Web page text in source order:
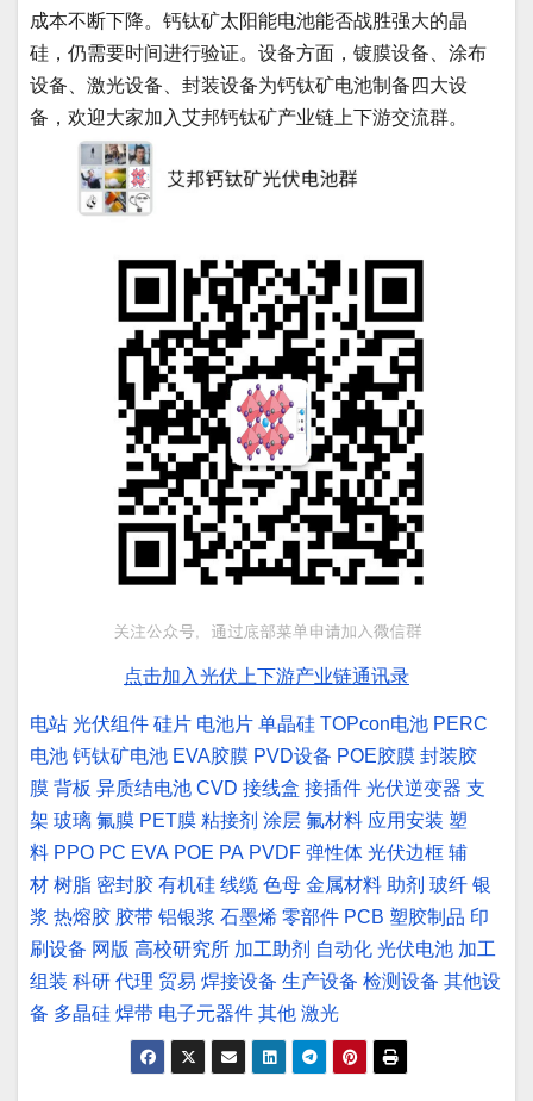
成本不断下降。钙钛矿太阳能电池能否战胜强大的晶
硅，仍需要时间进行验证。设备方面，镀膜设备、涂布
设备、激光设备、封装设备为钙钛矿电池制备四大设
备，欢迎大家加入艾邦钙钛矿产业链上下游交流群。
点击加入光伏上下游产业链通讯录
电站 光伏组件 硅片 电池片 单晶硅 TOPcon电池 PERC
电池 钙钛矿电池 EVA胶膜 PVD设备 POE胶膜 封装胶
膜 背板 异质结电池 CVD 接线盒 接插件 光伏逆变器 支
架 玻璃 氟膜 PET膜 粘接剂 涂层 氟材料 应用安装 塑
料 PPO PC EVA POE PA PVDF 弹性体 光伏边框 辅
材 树脂 密封胶 有机硅 线缆 色母 金属材料 助剂 玻纤 银
浆 热熔胶 胶带 铝银浆 石墨烯 零部件 PCB 塑胶制品 印
刷设备 网版 高校研究所 加工助剂 自动化 光伏电池 加工
组装 科研 代理 贸易 焊接设备 生产设备 检测设备 其他设
备 多晶硅 焊带 电子元器件 其他 激光